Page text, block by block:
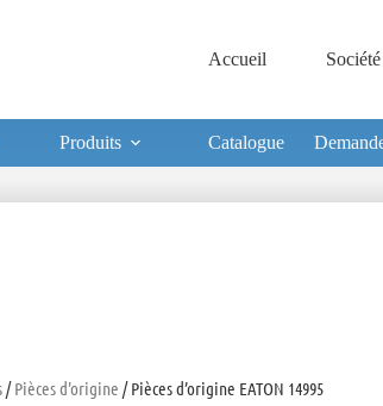
Accueil Société
Produits Catalogue
/Pièces d'origine / Pièces d’origine EATON 14995